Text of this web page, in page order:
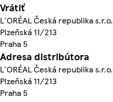
Vrátiť
L'ORÉAL Česká republika s.r.o.
Plzeňská 11/213
Praha 5
Adresa distribútora
L'ORÉAL Česká republika s.r.o.
Plzeňská 11/213
Praha 5